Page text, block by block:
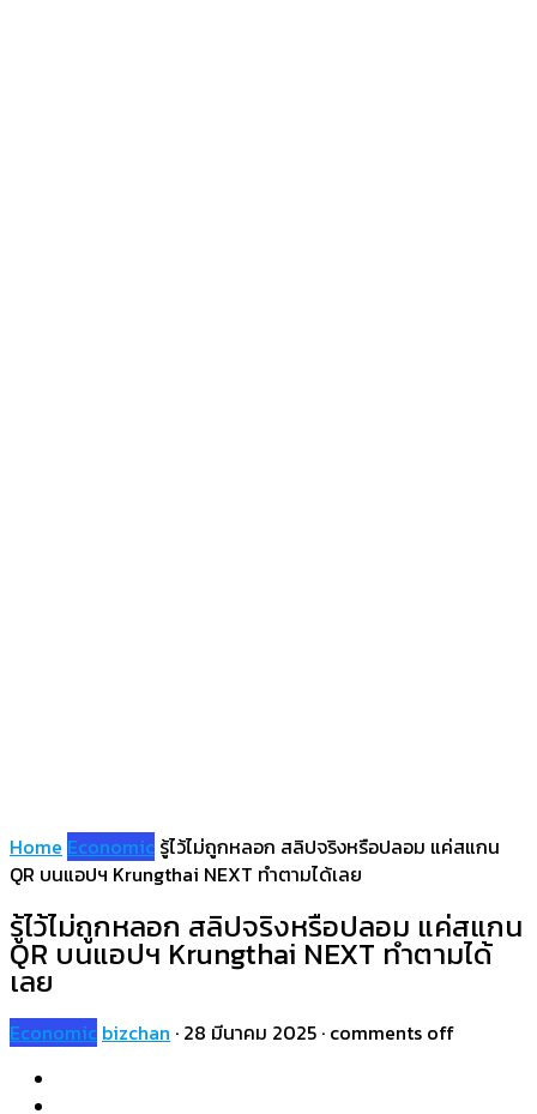
Home Economic รู้ไว้ไม่ถูกหลอก สลิปจริงหรือปลอม แค่สแกน
QR บนแอปฯ Krungthai NEXT ทำตามได้เลย
รู้ไว้ไม่ถูกหลอก สลิปจริงหรือปลอม แค่สแกน
QR บนแอปฯ Krungthai NEXT ทำตามได้
เลย
Economic bizchan · 28 มีนาคม 2025 · comments off